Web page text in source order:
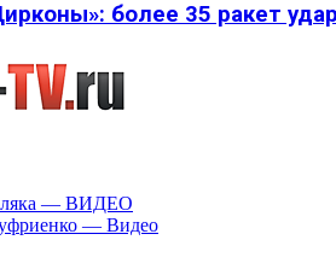
более 35 ракет
— ВИДЕО
— Видео